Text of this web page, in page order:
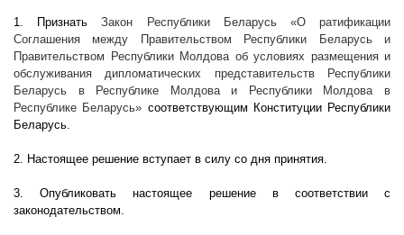
1. ПризнатьЗакон Республики Беларусь «О ратификации
Соглашения между Правительством Республики Беларусь и
Правительством Республики Молдова об условиях размещения и
обслуживания дипломатических представительств Республики
Беларусь в Республике Молдова и Республики Молдова в
Республике Беларусь» соответствующим Конституции Республики
Беларусь.
2. Настоящее решение вступает в силу со дня принятия.
3. Опубликовать настоящее решение в соответствии с
законодательством.